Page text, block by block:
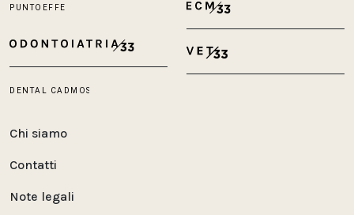
Chi siamo
Contatti
Note legali